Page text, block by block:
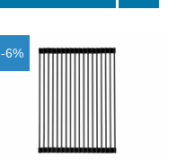
-6%